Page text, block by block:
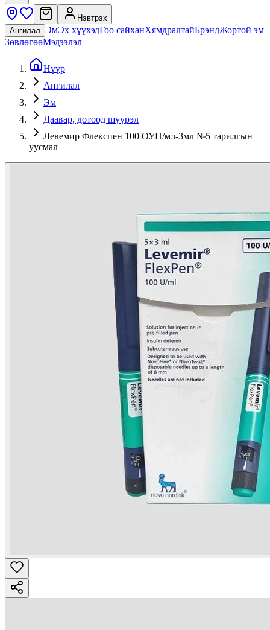
Нэвтрэх
Ангилал ЭмЭх хүүхэдГоо сайханХямдралтайБрэндЖортой эм
ЗөвлөгөөМэдээлэл
Нүүр
Ангилал
Эм
Даавар, дотоод шүүрэл
Левемир Флекспен 100 ОУН/мл-3мл №5 тарилгын
уусмал